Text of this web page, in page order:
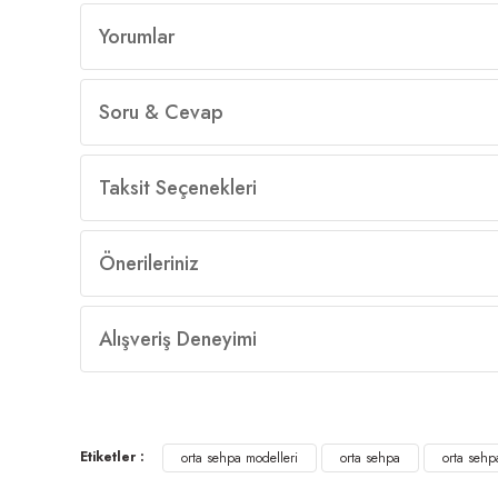
Yorumlar
Soru & Cevap
Taksit Seçenekleri
Önerileriniz
Alışveriş Deneyimi
Etiketler : orta sehpa modelleri orta sehpa orta